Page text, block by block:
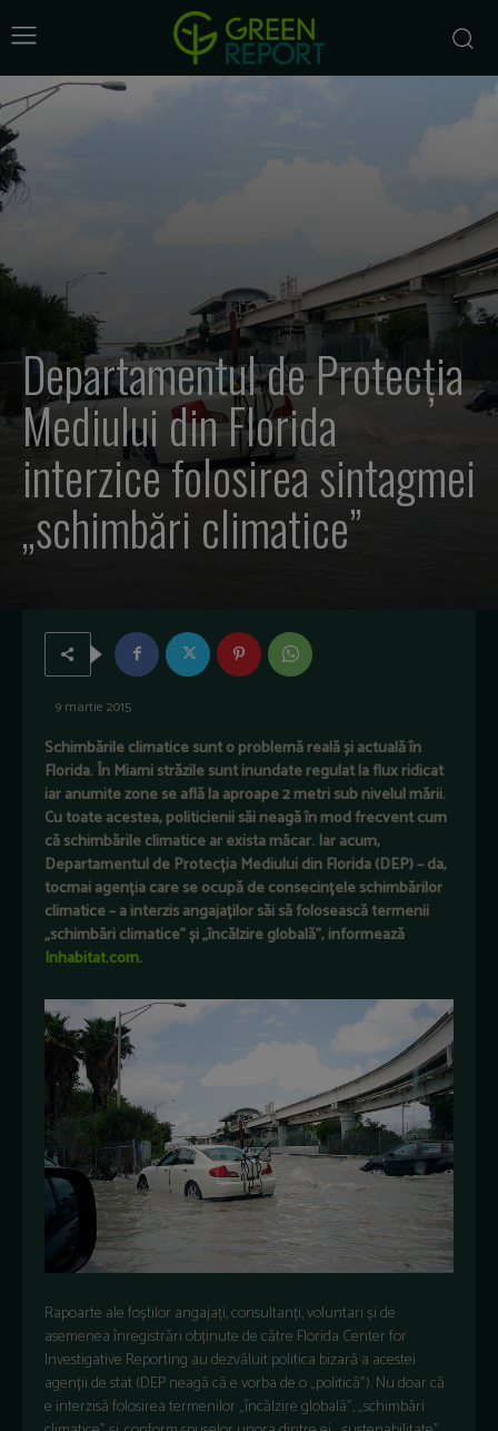
Departamentul de Protecția
Mediului din Florida
interzice folosirea sintagmei
„schimbări climatice”
9 martie 2015
Schimbările climatice sunt o problemă reală și actuală în
Florida. În Miami străzile sunt inundate regulat la flux ridicat
iar anumite zone se află la aproape 2 metri sub nivelul mării.
Cu toate acestea, politicienii săi neagă în mod frecvent cum
că schimbările climatice ar exista măcar. Iar acum,
Departamentul de Protecția Mediului din Florida (DEP) – da,
tocmai agenția care se ocupă de consecințele schimbărilor
climatice – a interzis angajaților săi să folosească termenii
„schimbări climatice” și „încălzire globală”, informează
Inhabitat.com.
Rapoarte ale foștilor angajați, consultanți, voluntari și de
asemenea înregistrări obținute de către Florida Center for
Investigative Reporting au dezvăluit politica bizară a acestei
agenții de stat (DEP neagă că e vorba de o „politică”). Nu doar că
e interzisă folosirea termenilor „încălzire globală”, „schimbări